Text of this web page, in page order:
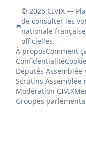
© 2026 CIVIX —
de consulter les
nationale
officielles.
À proposComment
Confidentialité
Députés Assemblée
Scrutins Assemblée
Modération CIVIX
Groupes